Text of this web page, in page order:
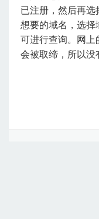
已注册，然后再选
想要的域名，选择
可进行查询。网上
会被取缔，所以没